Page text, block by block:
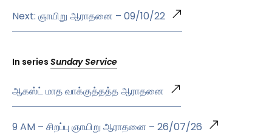
Next: ஞாயிறு ஆராதனை – 09/10/22
In series Sunday Service
ஆகஸ்ட் மாத வாக்குத்தத்த ஆராதனை
9 AM – சிறப்பு ஞாயிறு ஆராதனை – 26/07/26